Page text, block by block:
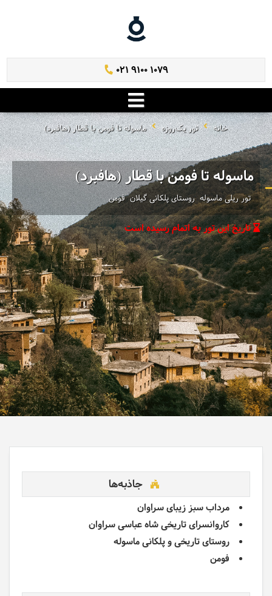
021 9100 1079
خانه تور یک‌روزه ماسوله تا فومن با قطار (هافبرد)
ماسوله تا فومن با قطار (هافبرد)
تور ریلی ماسوله ‌ روستای پلکانی گیلان ‌ فومن
تاریخ این تور به اتمام رسیده است
جاذبه‌ها
مرداب سبز زیبای سراوان
کاروانسرای تاریخی شاه عباسی سراوان
روستای تاریخی و پلکانی ماسوله
فومن